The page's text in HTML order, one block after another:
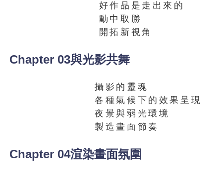
好作品是走出來的
動中取勝
開拓新視角
Chapter 03與光影共舞
攝影的靈魂
各種氣候下的效果呈現
夜景與弱光環境
製造畫面節奏
Chapter 04渲染畫面氛圍